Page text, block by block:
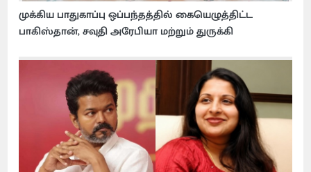
முக்கிய பாதுகாப்பு ஒப்பந்தத்தில் கையெழுத்திட்ட
பாகிஸ்தான், சவுதி அரேபியா மற்றும் துருக்கி